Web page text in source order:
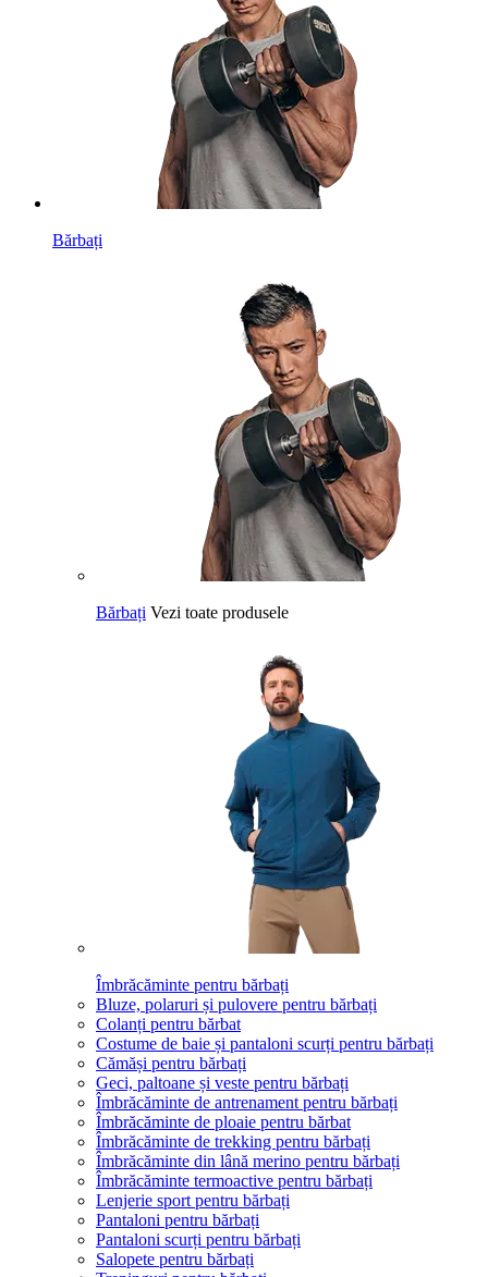
Bărbați
Bărbați Vezi toate produsele
Îmbrăcăminte pentru bărbați
Bluze, polaruri și pulovere pentru bărbați
Colanți pentru bărbat
Costume de baie și pantaloni scurți pentru bărbați
Cămăși pentru bărbați
Geci, paltoane și veste pentru bărbați
Îmbrăcăminte de antrenament pentru bărbați
Îmbrăcăminte de ploaie pentru bărbat
Îmbrăcăminte de trekking pentru bărbați
Îmbrăcăminte din lână merino pentru bărbați
Îmbrăcăminte termoactive pentru bărbați
Lenjerie sport pentru bărbați
Pantaloni pentru bărbați
Pantaloni scurți pentru bărbați
Salopete pentru bărbați